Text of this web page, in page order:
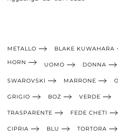
METALLO BLAKE KUWAHARA
HORN
UOMO DONNA
SWAROVSKI MARRONE
GRIGIO BOZ VERDE
TRASPARENTE FEDE CHETI
CIPRIA BLU TORTORA